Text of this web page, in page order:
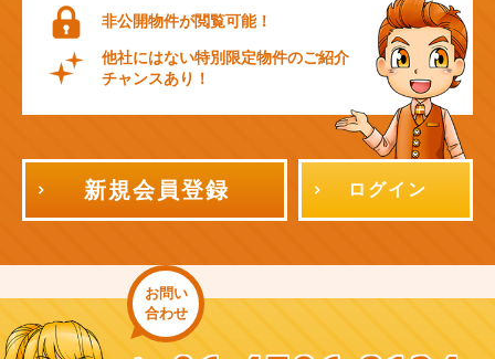
非公開物件が閲覧可能！
他社にはない特別限定物件のご紹介
チャンスあり！
新規会員登録 ログイン
お問い
合わせ